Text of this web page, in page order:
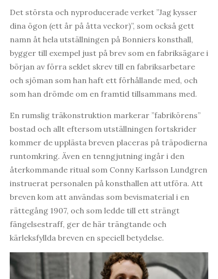
Det största och nyproducerade verket ”Jag kysser
dina ögon (ett år på åtta veckor)”, som också gett
namn åt hela utställningen på Bonniers konsthall,
bygger till exempel just på brev som en fabriksägare i
början av förra seklet skrev till en fabriksarbetare
och sjöman som han haft ett förhållande med, och
som han drömde om en framtid tillsammans med.
En rumslig träkonstruktion markerar ”fabrikörens”
bostad och allt eftersom utställningen fortskrider
kommer de upplästa breven placeras på träpodierna
runtomkring. Även en tenngjutning ingår i den
återkommande ritual som Conny Karlsson Lundgren
instruerat personalen på konsthallen att utföra. Att
breven kom att användas som bevismaterial i en
rättegång 1907, och som ledde till ett strängt
fängelsestraff, ger de här trängtande och
kärleksfyllda breven en speciell betydelse.